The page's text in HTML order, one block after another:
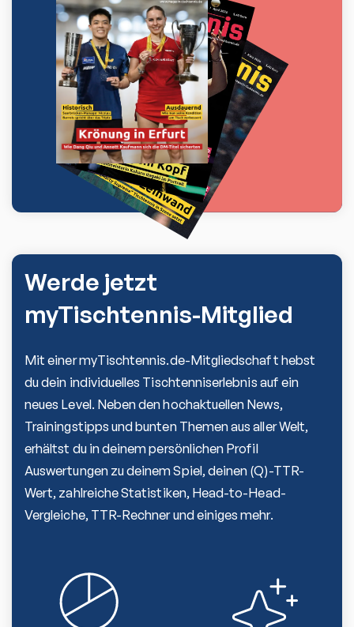
Werde jetzt
myTischtennis-Mitglied
Mit einer myTischtennis.de-Mitgliedschaft hebst
du dein individuelles Tischtenniserlebnis auf ein
neues Level. Neben den hochaktuellen News,
Trainingstipps und bunten Themen aus aller Welt,
erhältst du in deinem persönlichen Profil
Auswertungen zu deinem Spiel, deinen (Q)-TTR-
Wert, zahlreiche Statistiken, Head-to-Head-
Vergleiche, TTR-Rechner und einiges mehr.